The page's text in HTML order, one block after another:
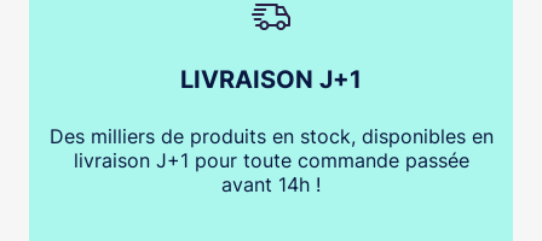
LIVRAISON J+1
Des milliers de produits en stock, disponibles en
livraison J+1 pour toute commande passée
avant 14h !